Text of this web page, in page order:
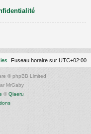
Fuseau horaire sur UTC+02:00
© phpBB Limited
MrGaby
© Qiaeru